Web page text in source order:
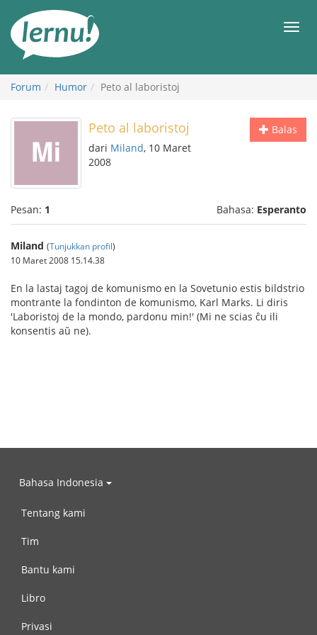
daftar
Forum Humor Peto al laboristoj
Balas
Peto al laboristoj
dari Miland, 10 Maret
2008
Pesan: 1 Bahasa: Esperanto
Miland (Tunjukkan profil)
10 Maret 2008 15.14.38
En la lastaj tagoj de komunismo en la Sovetunio estis bildstrio
montrante la fondinton de komunismo, Karl Marks. Li diris
'Laboristoj de la mondo, pardonu min!' (Mi ne scias ĉu ili
konsentis aŭ ne).
Bahasa Indonesia
Tentang kami
Tim
Bantu kami
Libro
Privasi